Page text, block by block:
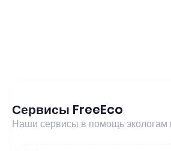
Сервисы FreeEco
Наши сервисы в помощь экологам